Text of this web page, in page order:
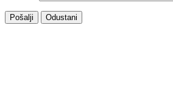
Pošalji Odustani